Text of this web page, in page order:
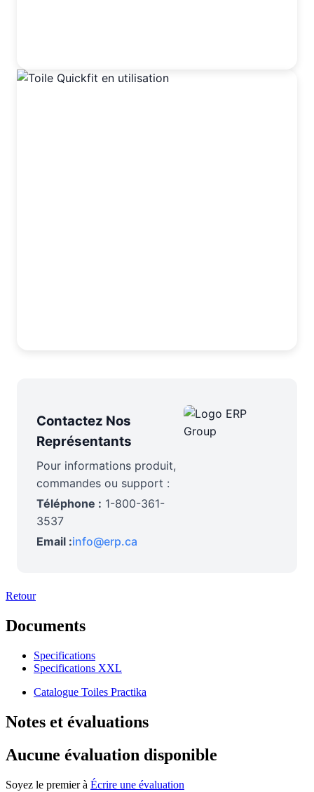
Contactez Nos
Représentants
Pour informations produit,
commandes ou support :
Téléphone : 1-800-361-
3537
Email :info@erp.ca
Retour
Documents
Specifications
Specifications XXL
Catalogue Toiles Practika
Notes et évaluations
Aucune évaluation disponible
Soyez le premier à Écrire une évaluation